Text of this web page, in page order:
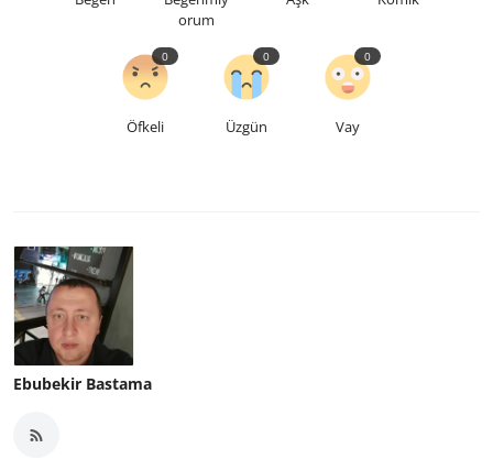
orum
Öfkeli
0
Üzgün
0
Vay
0
Ebubekir Bastama